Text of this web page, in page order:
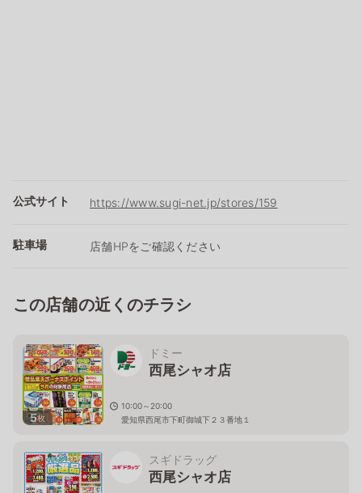
公式サイト https://www.sugi-net.jp/stores/159
駐車場 店舗HPをご確認ください
この店舗の近くのチラシ
5枚
ドミー
西尾シャオ店
10:00～20:00
愛知県西尾市下町御城下２３番地１
スギドラッグ
西尾シャオ店